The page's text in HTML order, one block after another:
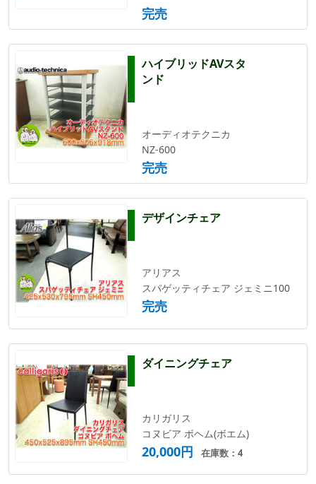
完売
ハイブリッドAVスタ
ンド
オーディオテクニカ
NZ-600
完売
デザインチェア
アリアス
スパゲッティチェア ジェミニ100
完売
ダイニングチェア
カリガリス
コヌビア ボヘム(ボエム)
20,000円 在庫数：4